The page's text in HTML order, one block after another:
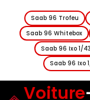
Saab 96 Trofeu
Saab 96 Whitebox
Saab 96 Ixo 1/43
Saab 96 Ixo
Voiture